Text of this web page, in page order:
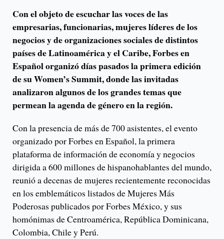
Con el objeto de escuchar las voces de las
empresarias, funcionarias, mujeres líderes de los
negocios y de organizaciones sociales de distintos
países de Latinoamérica y el Caribe, Forbes en
Español organizó días pasados la primera edición
de su Women’s Summit, donde las invitadas
analizaron algunos de los grandes temas que
permean la agenda de género en la región.
Con la presencia de más de 700 asistentes, el evento
organizado por Forbes en Español, la primera
plataforma de información de economía y negocios
dirigida a 600 millones de hispanohablantes del mundo,
reunió a decenas de mujeres recientemente reconocidas
en los emblemáticos listados de Mujeres Más
Poderosas publicados por Forbes México, y sus
homónimas de Centroamérica, República Dominicana,
Colombia, Chile y Perú.